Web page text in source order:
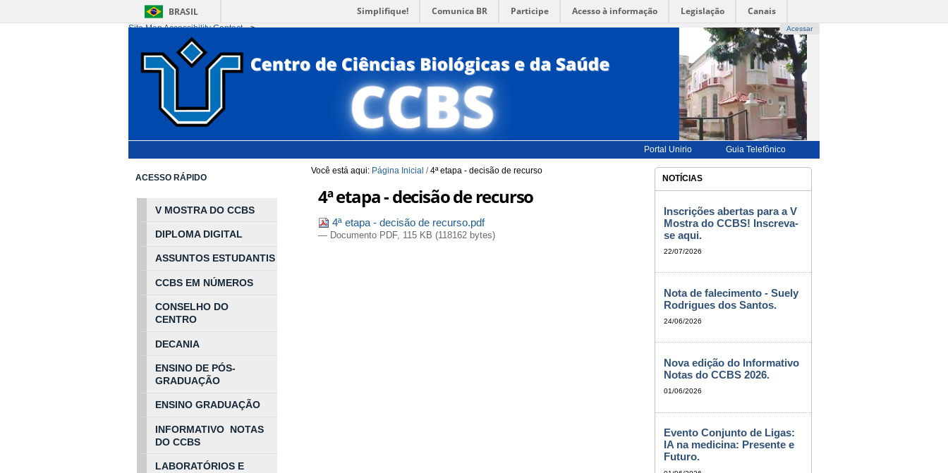
BRASIL Simplifique! Comunica BR Participe Acesso à informação Legislação Canais
Acessar
Ir para o conteúdo
ESPAÑOL |--> FRANÇAIS-->
ALTO CONTRASTE | MAPA DO SITE
Site MapAccessibility Contact-->
Portal Unirio Guia Telefônico
Você está aqui: Página Inicial /4ª etapa - decisão de recurso
4ª etapa - decisão de recurso
4ª etapa - decisão de recurso.pdf
— Documento PDF, 115 KB (118162 bytes)
ACESSO RÁPIDO
V MOSTRA DO CCBS
DIPLOMA DIGITAL
ASSUNTOS ESTUDANTIS
CCBS EM NÚMEROS
CONSELHO DO
CENTRO
DECANIA
ENSINO DE PÓS-
GRADUAÇÃO
ENSINO GRADUAÇÃO
INFORMATIVO NOTAS
DO CCBS
LABORATÓRIOS E
NOTÍCIAS
Inscrições abertas para a V
Mostra do CCBS! Inscreva-
se aqui.
22/07/2026
Nota de falecimento - Suely
Rodrigues dos Santos.
24/06/2026
Nova edição do Informativo
Notas do CCBS 2026.
01/06/2026
Evento Conjunto de Ligas:
IA na medicina: Presente e
Futuro.